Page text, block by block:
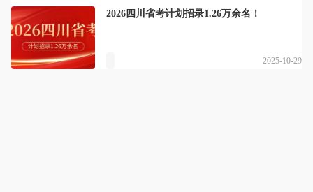
2026四川省考计划招录1.26万余名！
2025-10-29